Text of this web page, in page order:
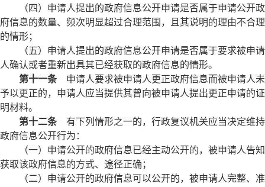
（四）申请人提出的政府信息公开申请是否属于申请公开政
府信息的数量、频次明显超过合理范围，且其说明的理由不合理
的情形；
（五）申请人提出的政府信息公开申请是否属于要求被申请
人确认或者重新出具其已经获取的政府信息的情形。
第十一条申请人要求被申请人更正政府信息而被申请人未
予以更正的，申请人应当提供其曾向被申请人提出更正申请的证
明材料。
第十二条有下列情形之一的，行政复议机关应当决定维持
政府信息公开行为：
（一）申请公开的政府信息已经主动公开的，被申请人告知
获取该政府信息的方式、途径正确；
（二）申请公开的政府信息可以公开的，被申请人完整、准